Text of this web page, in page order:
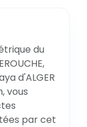
du
d'ALGER
vous
par cet